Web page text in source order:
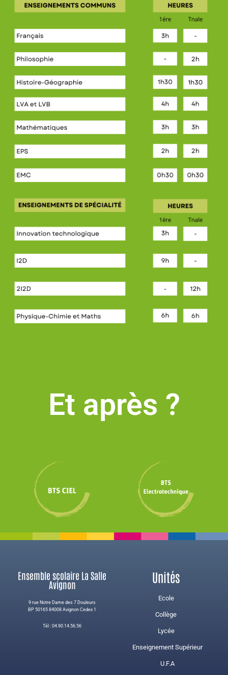
Et après ?
Ensemble scolaire La Salle
Avignon
9 rue Notre Dame des 7 Douleurs
BP 50165 84008 Avignon Cedex 1
Tél : 04.90.14.56.56
Unités
Ecole
Collège
Lycée
Enseignement Supérieur
U.F.A